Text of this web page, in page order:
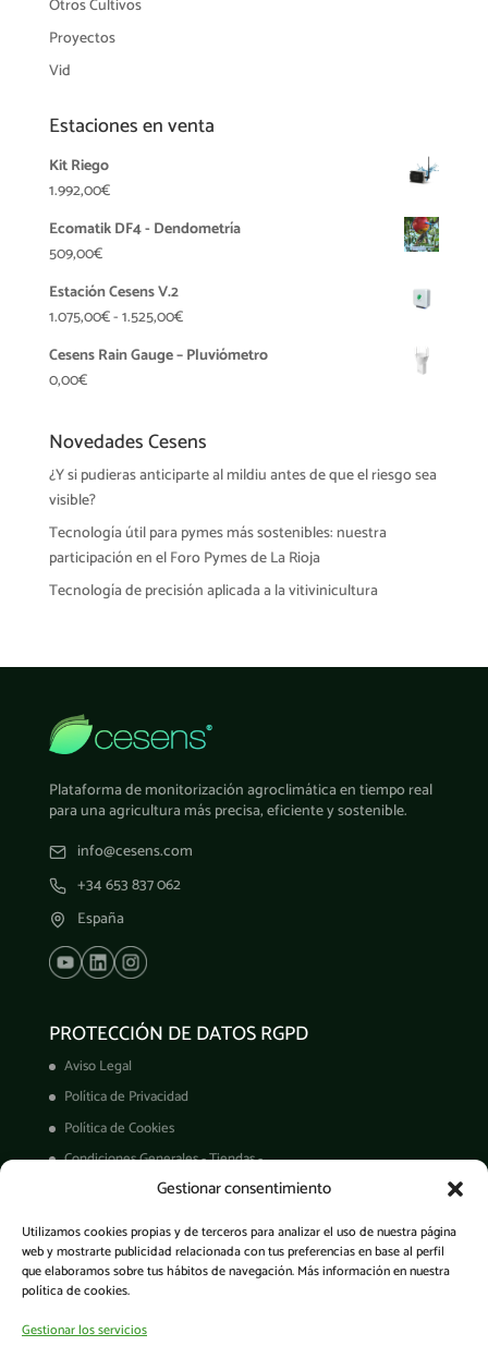
Gestionar consentimiento
Utilizamos cookies propias y de terceros para analizar el uso de nuestra página
web y mostrarte publicidad relacionada con tus preferencias en base al perfil
que elaboramos sobre tus hábitos de navegación. Más información en nuestra
política de cookies.
Gestionar los servicios
Otros Cultivos
Proyectos
Vid
Estaciones en venta
Kit Riego
1.992,00€
Ecomatik DF4 - Dendometría
509,00€
Estación Cesens V.2
1.075,00€-1.525,00€Rango
precios:
hasta
1.525,00€
Cesens Rain Gauge – Pluviómetro
0,00€
Novedades Cesens
¿Y si pudieras anticiparte al mildiu antes de que el riesgo sea
visible?
Tecnología útil para pymes más sostenibles: nuestra
participación en el Foro Pymes de La Rioja
Tecnología de precisión aplicada a la vitivinicultura
Plataforma de monitorización agroclimática en tiempo real
para una agricultura más precisa, eficiente y sostenible.
info@cesens.com
+34 653 837 062
España
PROTECCIÓN DE DATOS RGPD
Aviso Legal
Política de Privacidad
Política de Cookies
Condiciones Generales - Tiendas -
Derechos ARCO
Condiciones de Venta
Garantía de productos